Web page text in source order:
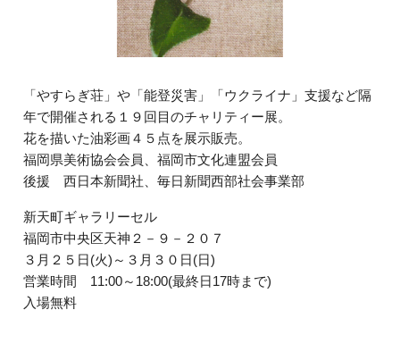
「やすらぎ荘」や「能登災害」「ウクライナ」支援など隔
年で開催される１９回目のチャリティー展。
花を描いた油彩画４５点を展示販売。
福岡県美術協会会員、福岡市文化連盟会員
後援 西日本新聞社、毎日新聞西部社会事業部
新天町ギャラリーセル
福岡市中央区天神２－９－２０７
３月２５日(火)～３月３０日(日)
営業時間 11:00～18:00(最終日17時まで)
入場無料